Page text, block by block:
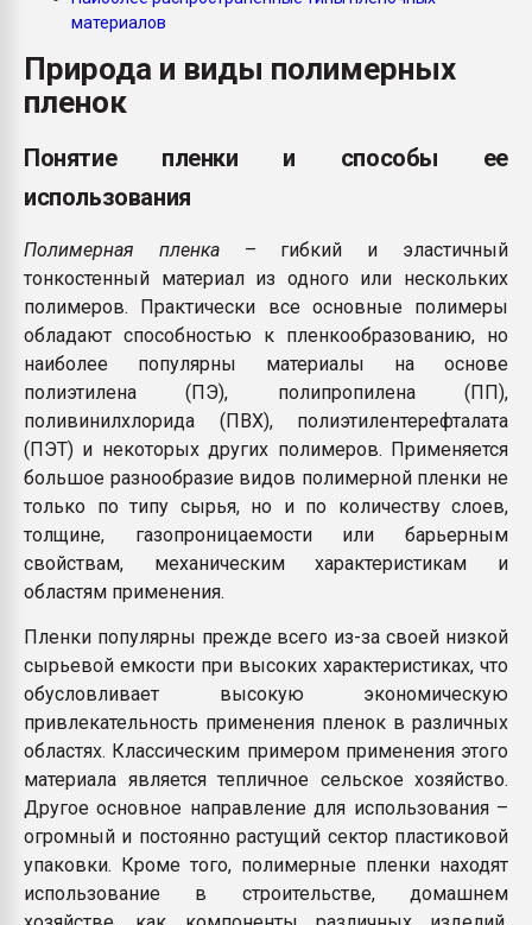
материалов
Природа и виды полимерных
пленок
Понятие пленки и способы ее
использования
Полимерная пленка– гибкий и эластичный
тонкостенный материал из одного или нескольких
полимеров. Практически все основные полимеры
обладают способностью к пленкообразованию, но
наиболее популярны материалы на основе
полиэтилена (ПЭ), полипропилена (ПП),
поливинилхлорида (ПВХ), полиэтилентерефталата
(ПЭТ) и некоторых других полимеров. Применяется
большое разнообразие видов полимерной пленки не
только по типу сырья, но и по количеству слоев,
толщине, газопроницаемости или барьерным
свойствам, механическим характеристикам и
областям применения.
Пленки популярны прежде всего из-за своей низкой
сырьевой емкости при высоких характеристиках, что
обусловливает высокую экономическую
привлекательность применения пленок в различных
областях. Классическим примером применения этого
материала является тепличное сельское хозяйство.
Другое основное направление для использования –
огромный и постоянно растущий сектор пластиковой
упаковки. Кроме того, полимерные пленки находят
использование в строительстве, домашнем